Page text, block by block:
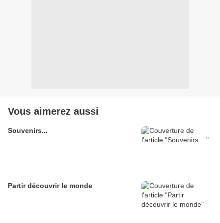
Vous aimerez aussi
Souvenirs...
Partir découvrir le monde